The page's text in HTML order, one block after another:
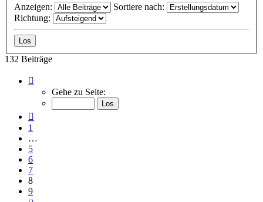
Anzeigen:
Sortiere nach:
Richtung:
132 Beiträge
von
Gehe zu Seite:
1
…
5
6
7
8
9